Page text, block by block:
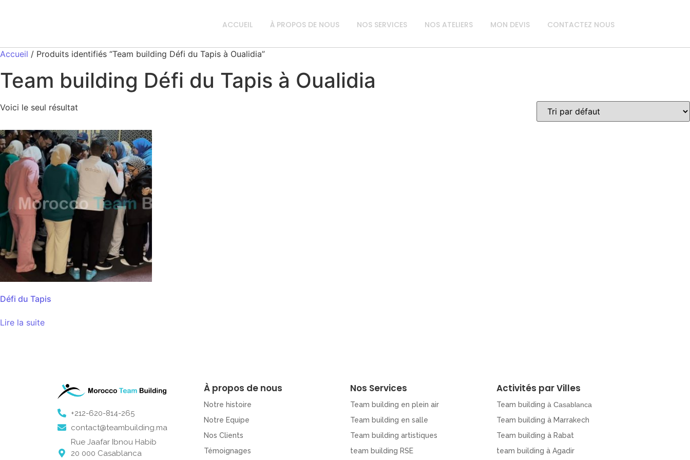
ACCUEIL À PROPOS DE NOUS NOS SERVICES NOS ATELIERS MON DEVIS CONTACTEZ NOUS
Accueil / Produits identifiés “Team building Défi du Tapis à Oualidia”
Team building Défi du Tapis à Oualidia
Voici le seul résultat
Défi du Tapis
Lire la suite
+212-620-814-265
contact@teambuilding.ma
Rue Jaafar Ibnou Habib
20 000 Casablanca
À propos de nous
Notre histoire
Notre Equipe
Nos Clients
Témoignages
Nos Services
Team building en plein air
Team building en salle
Team building artistiques
team building RSE
Activités par Villes
Team building à Casablanca
Team building à Marrakech
Team building à Rabat
team building à Agadir